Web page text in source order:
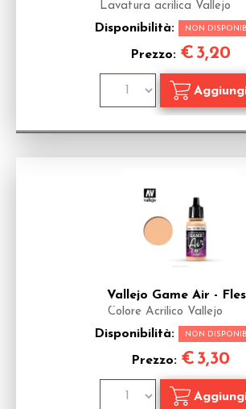
Lavatura acrilica Vallejo
Disponibilità: NON
Prezzo: € 3,20
Vallejo Game Air -
Colore Acrilico Vallejo
Disponibilità: NON
Prezzo: € 3,30